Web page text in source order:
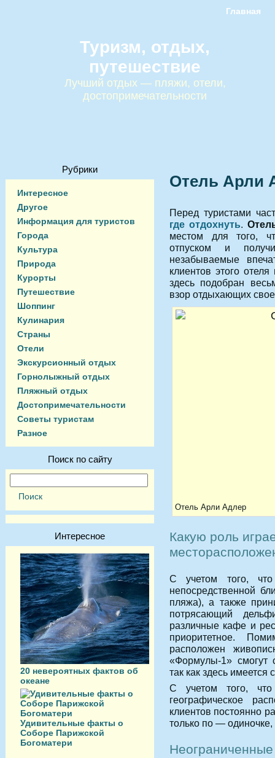
Главная
Туризм, отдых,
путешествие
Лучший отдых — пляжи, отели,
достопримечательности
Рубрики
Интересное
Другое
Информация для туристов
Города
Культура
Природа
Курорты
Путешествие
Шоппинг
Кулинария
Страны
Отели
Экскурсионный отдых
Горнолыжный отдых
Пляжный отдых
Достопримечательности
Советы туристам
Разное
Поиск по сайту
Интересное
20 невероятных фактов об
океане
Удивительные факты о
Соборе Парижской
Богоматери
Отель Арли
Перед туристами
где отдохнуть.
местом для того,
отпуском и
незабываемые
клиентов этого
здесь подобран
взор отдыхающих
Отель Арли Адлер
Какую роль
С учетом того,
непосредственной
пляжа), а также
потрясающий
различные кафе и
приоритетное.
расположен
«Формулы-1» смогут
так как здесь имеется
С учетом того,
географическое
клиентов постоянно
только по —